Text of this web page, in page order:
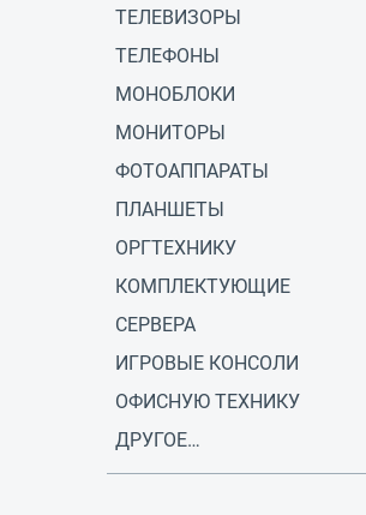
ТЕЛЕВИЗОРЫ
ТЕЛЕФОНЫ
МОНОБЛОКИ
МОНИТОРЫ
ФОТОАППАРАТЫ
ПЛАНШЕТЫ
ОРГТЕХНИКУ
КОМПЛЕКТУЮЩИЕ
СЕРВЕРА
ИГРОВЫЕ КОНСОЛИ
ОФИСНУЮ ТЕХНИКУ
ДРУГОЕ…